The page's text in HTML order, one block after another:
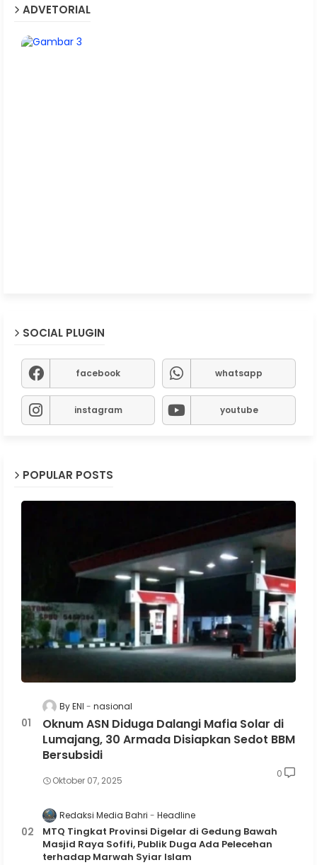
ADVETORIAL
SOCIAL PLUGIN
facebook whatsapp
instagram youtube
POPULAR POSTS
By ENI nasional
Oknum ASN Diduga Dalangi Mafia Solar di
Lumajang, 30 Armada Disiapkan Sedot BBM
Bersubsidi
Oktober 07, 2025
0
Redaksi Media Bahri Headline
MTQ Tingkat Provinsi Digelar di Gedung Bawah
Masjid Raya Sofifi, Publik Duga Ada Pelecehan
terhadap Marwah Syiar Islam